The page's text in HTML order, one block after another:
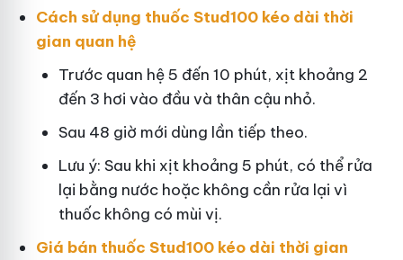
Cách sử dụng thuốc Stud100 kéo dài thời
gian quan hệ
Trước quan hệ 5 đến 10 phút, xịt khoảng 2
đến 3 hơi vào đầu và thân cậu nhỏ.
Sau 48 giờ mới dùng lần tiếp theo.
Lưu ý: Sau khi xịt khoảng 5 phút, có thể rửa
lại bằng nước hoặc không cần rửa lại vì
thuốc không có mùi vị.
Giá bán thuốc Stud100 kéo dài thời gian